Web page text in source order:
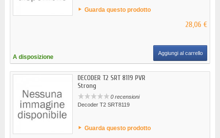
Guarda questo prodotto
28,06 €
A disposizione
Aggiungi al carrello
DECODER T2 SRT 8119 PVR
Strong
0 recensioni
Decoder T2 SRT8119
Guarda questo prodotto